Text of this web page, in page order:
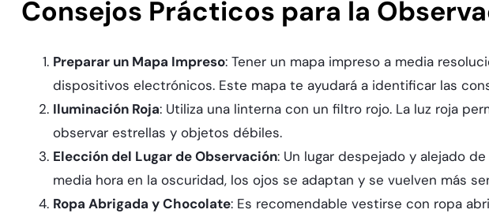
Consejos Prácticos para la
Preparar un Mapa Impreso: Tener un mapa impreso a media
dispositivos electrónicos. Este mapa te ayudará a identificar las
Iluminación Roja: Utiliza una linterna con un filtro rojo. La luz roja
observar estrellas y objetos débiles.
Elección del Lugar de Observación: Un lugar despejado y alejado
media hora en la oscuridad, los ojos se adaptan y se vuelven más
Ropa Abrigada y Chocolate: Es recomendable vestirse con ropa